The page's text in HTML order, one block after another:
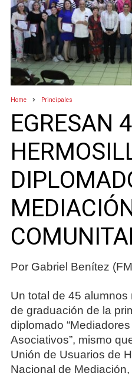
Home Principales
EGRESAN
Por Gabriel Benítez
Un total de 45
de graduación de la
diplomado
Asociativos”, mismo
Unión de Usuarios de
Nacional de